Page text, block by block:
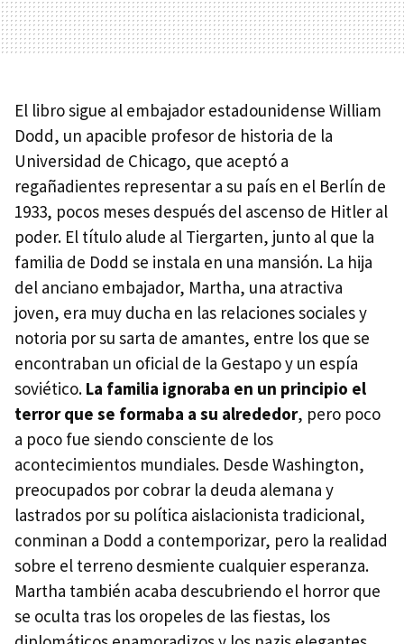
El libro sigue al embajador estadounidense William
Dodd, un apacible profesor de historia de la
Universidad de Chicago, que aceptó a
regañadientes representar a su país en el Berlín de
1933, pocos meses después del ascenso de Hitler al
poder. El título alude al Tiergarten, junto al que la
familia de Dodd se instala en una mansión. La hija
del anciano embajador, Martha, una atractiva
joven, era muy ducha en las relaciones sociales y
notoria por su sarta de amantes, entre los que se
encontraban un oficial de la Gestapo y un espía
soviético. La familia ignoraba en un principio el
terror que se formaba a su alrededor, pero poco
a poco fue siendo consciente de los
acontecimientos mundiales. Desde Washington,
preocupados por cobrar la deuda alemana y
lastrados por su política aislacionista tradicional,
conminan a Dodd a contemporizar, pero la realidad
sobre el terreno desmiente cualquier esperanza.
Martha también acaba descubriendo el horror que
se oculta tras los oropeles de las fiestas, los